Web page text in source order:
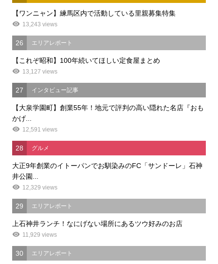
【ワンニャン】練馬区内で活動している里親募集特集
13,243 views
26 エリアレポート
【これぞ昭和】100年続いてほしい定食屋まとめ
13,127 views
27 インタビュー記事
【大泉学園町】創業55年！地元で評判の高い隠れた名店『おも
かげ...
12,591 views
28 グルメ
大正9年創業のイトーパンでお馴染みのFC「サンドーレ」石神
井公園...
12,329 views
29 エリアレポート
上石神井ランチ！なにげない場所にあるツウ好みのお店
11,929 views
30 エリアレポート